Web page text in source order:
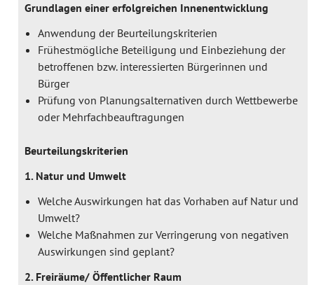
Grundlagen einer erfolgreichen Innenentwicklung
Anwendung der Beurteilungskriterien
Frühestmögliche Beteiligung und Einbeziehung der
betroffenen bzw. interessierten Bürgerinnen und
Bürger
Prüfung von Planungsalternativen durch Wettbewerbe
oder Mehrfachbeauftragungen
Beurteilungskriterien
1. Natur und Umwelt
Welche Auswirkungen hat das Vorhaben auf Natur und
Umwelt?
Welche Maßnahmen zur Verringerung von negativen
Auswirkungen sind geplant?
2. Freiräume/ Öffentlicher Raum